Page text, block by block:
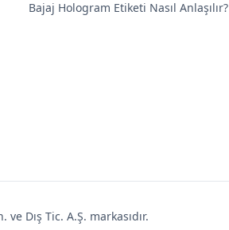
Bajaj Hologram Etiketi Nasıl Anlaşılır?
Dış Tic. A.Ş. markasıdır.